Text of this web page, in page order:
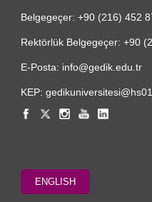
Belgegeçer: +90 (216) 452
Rektörlük Belgegeçer: +90
E-Posta: info@gedik.edu.tr
KEP:
ENGLISH